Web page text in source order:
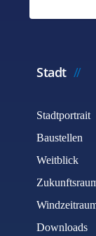
Stadt
Stadtportrait
Baustellen
Weitblick
Downloads